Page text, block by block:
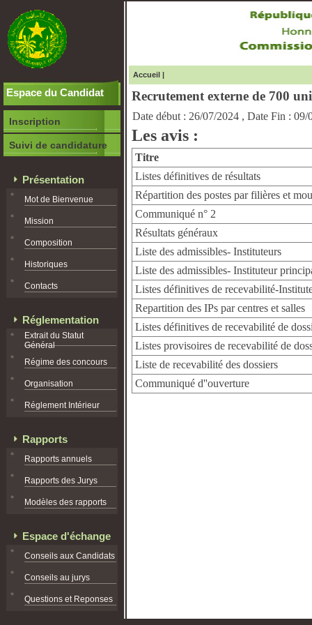
Espace du Candidat
Inscription
Suivi de candidature
Présentation
Mot de Bienvenue
Mission
Composition
Historiques
Contacts
Réglementation
Extrait du Statut
Général
Régime des concours
Organisation
Réglement Intérieur
Rapports
Rapports annuels
Rapports des Jurys
Modèles des rapports
Espace d'échange
Conseils aux Candidats
Conseils au jurys
Questions et Reponses
Accueil |
Recrutement externe de 700
Date début : 26/07/2024 , Date Fin : 09/
Les avis :
Titre
Listes définitives de résultats
Répartition des postes par filières et
Communiqué n° 2
Résultats généraux
Liste des admissibles- Instituteurs
Liste des admissibles- Instituteur
Listes définitives de recevabilité-
Repartition des IPs par centres et salles
Listes définitives de recevabilité de
Listes provisoires de recevabilité de
Liste de recevabilité des dossiers
Communiqué d''ouverture